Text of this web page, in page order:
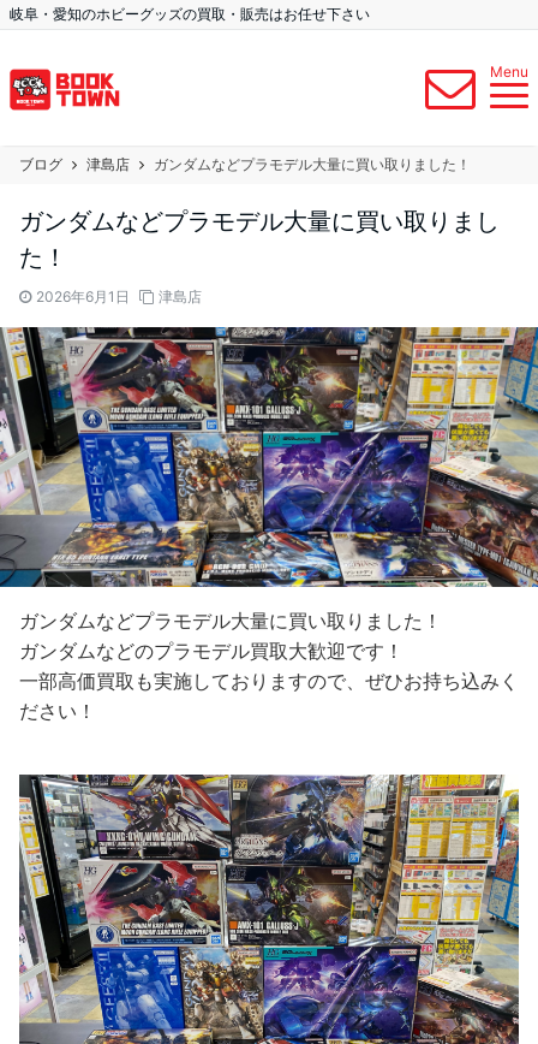
岐阜・愛知のホビーグッズの買取・販売はお任せ下さい
Menu
ブログ 津島店 ガンダムなどプラモデル大量に買い取りました！
ガンダムなどプラモデル大量に買い取りまし
た！
2026年6月1日 津島店
ガンダムなどプラモデル大量に買い取りました！
ガンダムなどのプラモデル買取大歓迎です！
一部高価買取も実施しておりますので、ぜひお持ち込みく
ださい！